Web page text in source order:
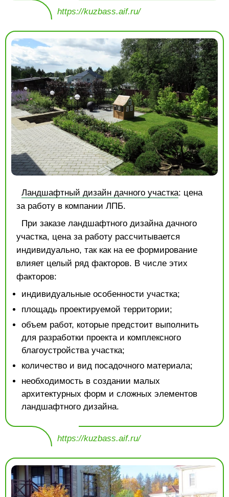
https://kuzbass.aif.ru/
Ландшафтный дизайн дачного участка: цена
за работу в компании ЛПБ.
При заказе ландшафтного дизайна дачного
участка, цена за работу рассчитывается
индивидуально, так как на ее формирование
влияет целый ряд факторов. В числе этих
факторов:
индивидуальные особенности участка;
площадь проектируемой территории;
объем работ, которые предстоит выполнить
для разработки проекта и комплексного
благоустройства участка;
количество и вид посадочного материала;
необходимость в создании малых
архитектурных форм и сложных элементов
ландшафтного дизайна.
https://kuzbass.aif.ru/